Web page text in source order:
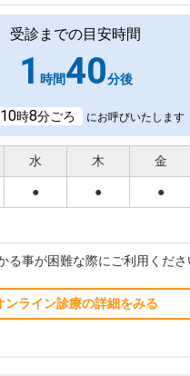
受診までの目安時間
1 時間40分後
10時8分ごろ にお呼びいたします
水 木 金
● ● ●
る事が困難な際にご利用くださ
ンライン診療の詳細をみる